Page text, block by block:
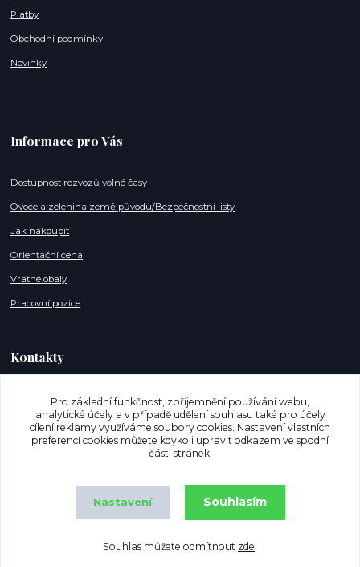
Platby
Obchodní podmínky
Novinky
Informace pro Vás
Dostupnost rozvozů volné časy
Ovoce a zelenina země původu/Bezpečnostní listy
Jak nakoupit
Orientační cena
Vratné obaly
Pracovní pozice
Kontakty
info@mujnakupostrava.cz
+420 608 886 135 (Po,So - 07-18h)
Jsme na Facebooku
Copyright © MujNakupOstrava.cz
Pro základní funkčnost, zpříjemnění používání webu,
analytické účely a v případě udělení souhlasu také pro účely
cílení reklamy využíváme soubory cookies. Nastavení vlastních
preferencí cookies můžete kdykoli upravit odkazem ve spodní
části stránek.
Nastavení Souhlasím
Souhlas můžete odmítnout zde